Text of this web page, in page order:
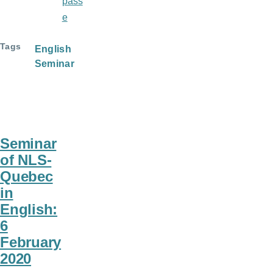
Tags
English
Seminar
Seminar
of NLS-
Quebec
in
English:
6
February
2020
e